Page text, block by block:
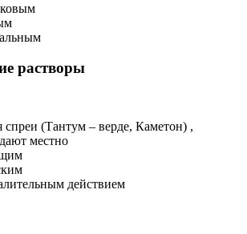
растворы
(Тантум – верде, Каметон) ,
местно
действием